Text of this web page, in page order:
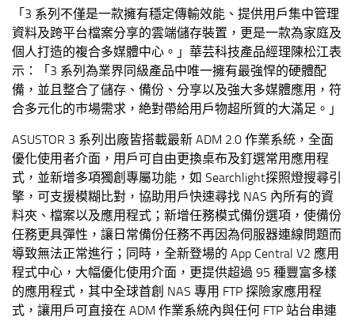
「3 系列不僅是一款擁有穩定傳輸效能、提供用戶集中管理
資料及跨平台檔案分享的雲端儲存裝置，更是一款為家庭及
個人打造的複合多媒體中心。」華芸科技產品經理陳松江表
示：「3 系列為業界同級產品中唯一擁有最強悍的硬體配
備，並且整合了儲存、備份、分享以及強大多媒體應用，符
合多元化的巿場需求，絶對帶給用戶物超所質的大滿足。」
ASUSTOR 3 系列出廠皆搭載最新 ADM 2.0 作業系統，全面
優化使用者介面，用戶可自由更換桌布及釘選常用應用程
式，並新增多項獨創專屬功能，如 Searchlight探照燈搜尋引
擎，可支援模糊比對，協助用戶快速尋找 NAS 內所有的資
料夾、檔案以及應用程式；新增任務模式備份選項，使備份
任務更具彈性，讓日常備份任務不再因為伺服器連線問題而
導致無法正常進行；同時，全新登場的 App Central V2 應用
程式中心，大幅優化使用介面，更提供超過 95 種豐富多樣
的應用程式，其中全球首創 NAS 專用 FTP 探險家應用程
式，讓用戶可直接在 ADM 作業系統內與任何 FTP 站台串連